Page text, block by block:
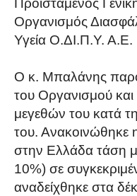
Προϊστάμενος
Οργανισμός
Υγεία Ο.ΔΙ.Π.Υ. Α.Ε.
Ο κ. Μπαλάνης
του Οργανισμού και
μεγεθών του κατά
του. Ανακοινώθηκε
στην Ελλάδα τάση
10%) σε
αναδείχθηκε στα